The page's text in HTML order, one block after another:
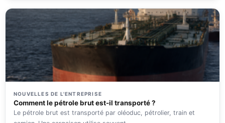
NOUVELLES DE L'ENTREPRISE
Comment le pétrole brut est-il transporté ?
Le pétrole brut est transporté par oléoduc, pétrolier, train et